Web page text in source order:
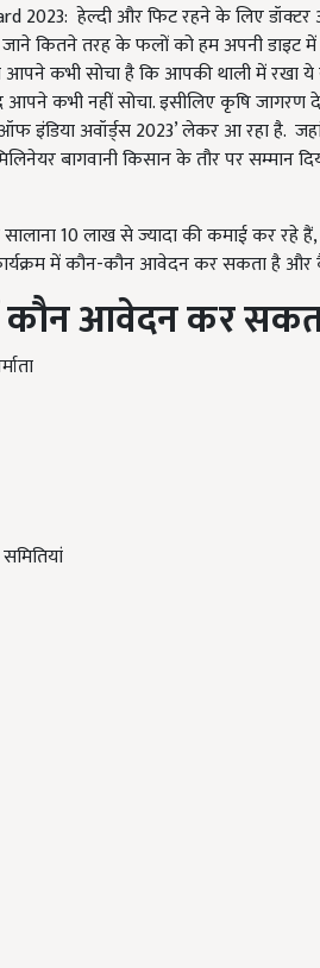
2023: हेल्दी और फिट रहने के लिए
जाने कितने तरह के फलों को हम अपनी
आपने कभी सोचा है कि आपकी थाली में
आपने कभी नहीं सोचा. इसीलिए कृषि
ऑफ इंडिया अवॉर्ड्स 2023’ लेकर आ रहा है.
बागवानी किसान के तौर पर सम्मान
10 लाख से ज्यादा की कमाई कर रहे हैं,
में कौन-कौन आवेदन कर सकता है
कौन आवेदन कर